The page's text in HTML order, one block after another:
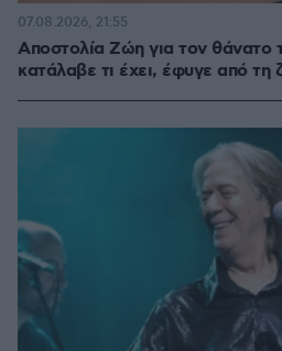
Αποστολία Ζώη για τον θάνατο
κατάλαβε τι έχει, έφυγε από τη
07.08.2026, 21:55